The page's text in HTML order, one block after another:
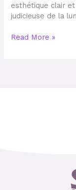
esthétique clair
judicieuse de la
Read More »